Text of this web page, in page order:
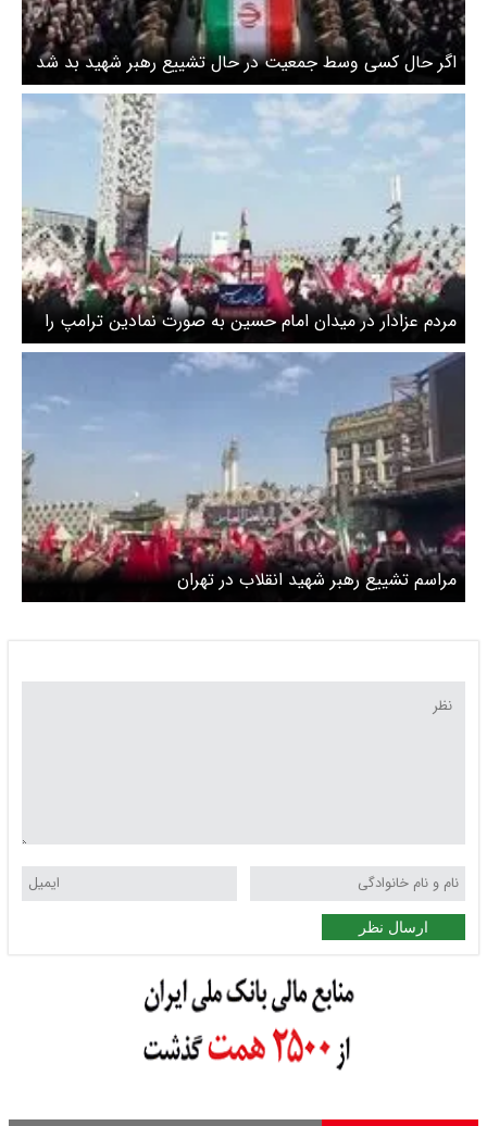
اگر حال کسی وسط جمعیت در حال تشییع رهبر شهید بد شد
چه کنیم و چه نکنیم؟
مردم عزادار در میدان امام حسین به صورت نمادین ترامپ را
به دار آویختند + ویدئو
مراسم تشییع رهبر شهید انقلاب در تهران
ارسال نظر